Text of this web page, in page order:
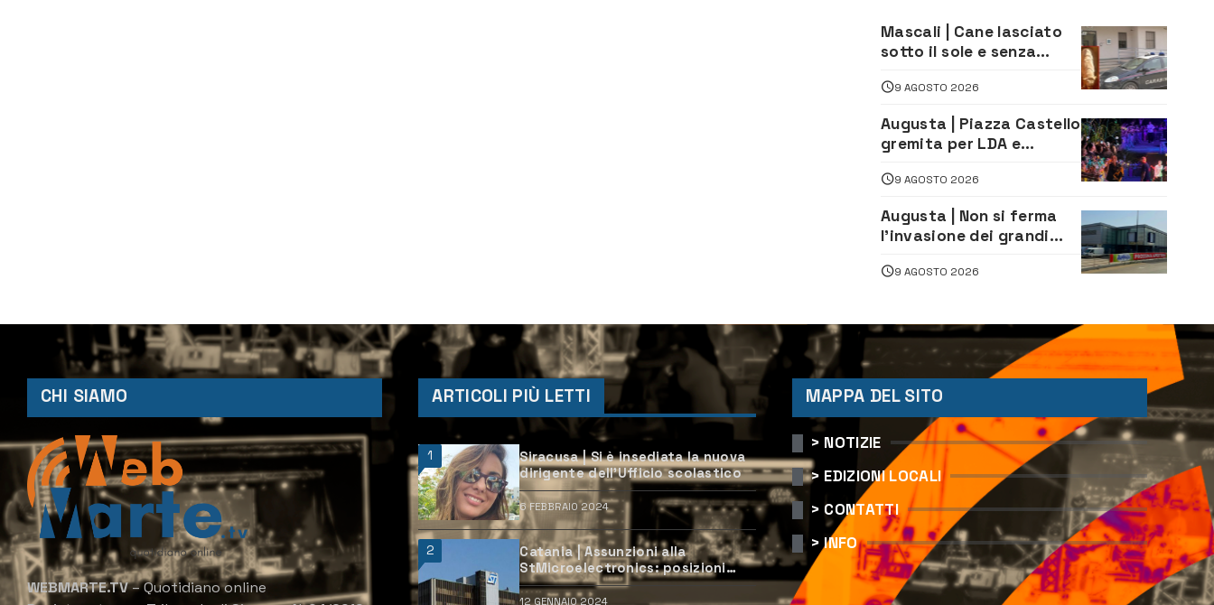
Mascali | Cane lasciato
sotto il sole e senza
denunciano proprietario
9 AGOSTO 2026
Augusta | Piazza Castello
gremita per LDA e
ed emozioni per
“Augusta d’Estate”
9 AGOSTO 2026
Augusta | Non si ferma
l’invasione dei grandi
9 AGOSTO 2026
CHI SIAMO
WEBMARTE.TV– Quotidiano online
ARTICOLI PIÙ LETTI
1
Siracusa | Si è insediata la nuova
dirigente dell’Ufficio scolastico
6 FEBBRAIO 2024
2
Catania | Assunzioni alla
StMicroelectronics: posizioni
aperte e come candidarsi
12 GENNAIO 2024
MAPPA DEL SITO
> NOTIZIE
> EDIZIONI LOCALI
> CONTATTI
> INFO